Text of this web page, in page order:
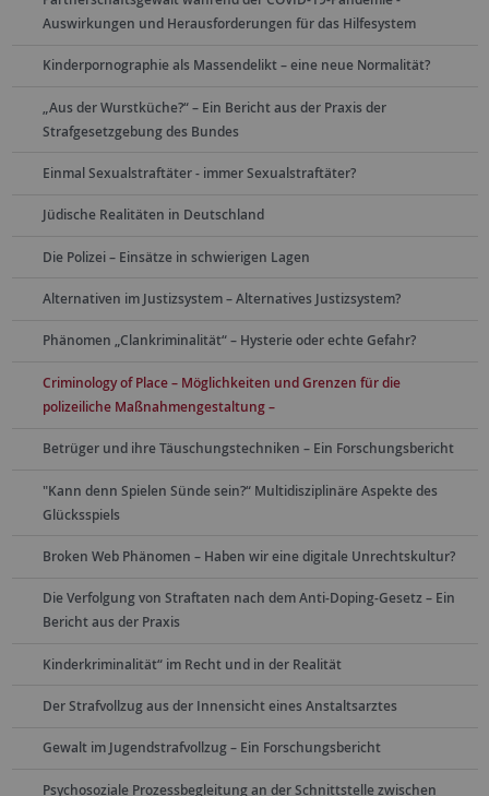
Auswirkungen und Herausforderungen für das Hilfesystem
Kinderpornographie als Massendelikt – eine neue Normalität?
„Aus der Wurstküche?“ – Ein Bericht aus der Praxis der
Strafgesetzgebung des Bundes
Einmal Sexualstraftäter - immer Sexualstraftäter?
Jüdische Realitäten in Deutschland
Die Polizei – Einsätze in schwierigen Lagen
Alternativen im Justizsystem – Alternatives Justizsystem?
Phänomen „Clankriminalität“ – Hysterie oder echte Gefahr?
Criminology of Place – Möglichkeiten und Grenzen für die
polizeiliche Maßnahmengestaltung –
Betrüger und ihre Täuschungstechniken – Ein Forschungsbericht
"Kann denn Spielen Sünde sein?“ Multidisziplinäre Aspekte des
Glücksspiels
Broken Web Phänomen – Haben wir eine digitale Unrechtskultur?
Die Verfolgung von Straftaten nach dem Anti-Doping-Gesetz – Ein
Bericht aus der Praxis
Kinderkriminalität“ im Recht und in der Realität
Der Strafvollzug aus der Innensicht eines Anstaltsarztes
Gewalt im Jugendstrafvollzug – Ein Forschungsbericht
Psychosoziale Prozessbegleitung an der Schnittstelle zwischen